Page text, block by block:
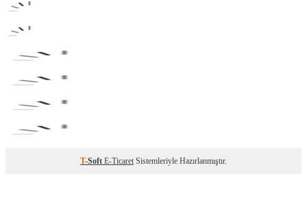
T-Soft E-Ticaret Sistemleriyle Hazırlanmıştır.